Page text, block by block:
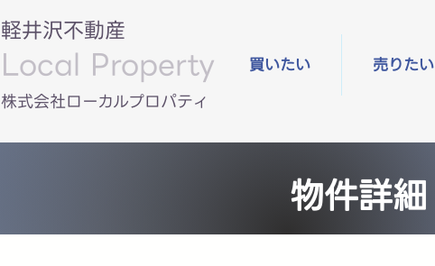
軽井沢不動産
Local Property
​株式会社ローカルプロパティ
買いたい 売りたい
物件詳細